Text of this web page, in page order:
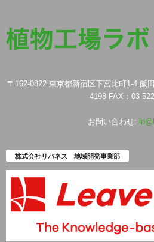
〒162-0822 東京都新宿区下宮比町1-4 飯
4198 FAX：03-
お問い合わせ:
株式会社リバネス 地域開発事業部